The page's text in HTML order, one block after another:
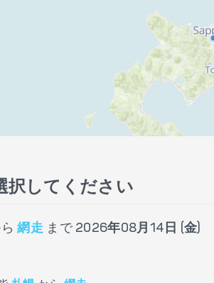
択してください
網走まで 2026年08月14日 (金)